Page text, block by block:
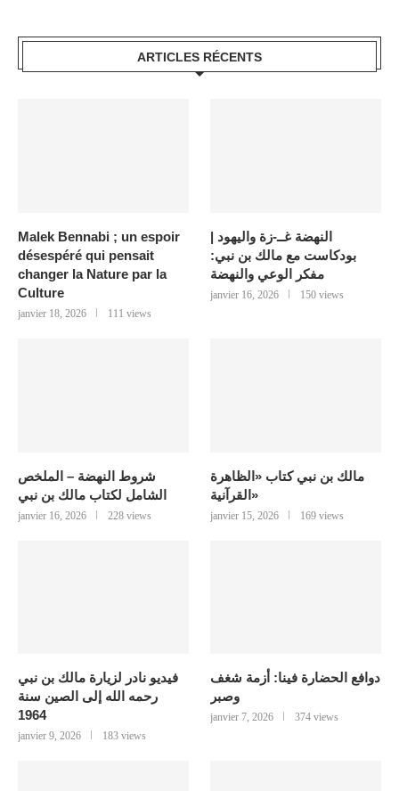
ARTICLES RÉCENTS
Malek Bennabi ; un espoir
désespéré qui pensait
changer la Nature par la
Culture
janvier 18, 2026 111 views
النهضة غــ-زة واليهود |
بودكاست مع مالك بن نبي:
مفكر الوعي والنهضة
janvier 16, 2026 150 views
شروط النهضة – الملخص
الشامل لكتاب مالك بن نبي
janvier 16, 2026 228 views
مالك بن نبي كتاب «الظاهرة
القرآنية»
janvier 15, 2026 169 views
فيديو نادر لزيارة مالك بن نبي
رحمه الله إلى الصين سنة
1964
janvier 9, 2026 183 views
دوافع الحضارة فينا: أزمة شغف
وصبر
janvier 7, 2026 374 views